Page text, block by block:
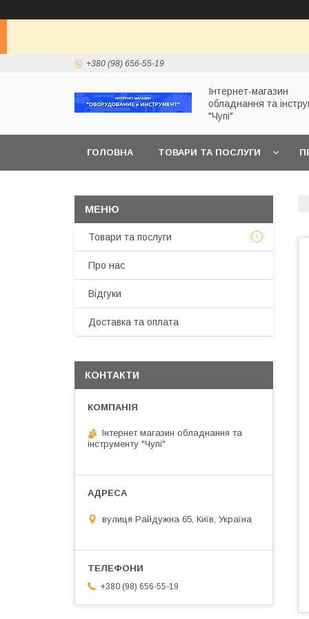
+380 (98) 656-55-19
Інтернет-магазин
обладнання та
"Чупі"
ГОЛОВНА ТОВАРИ ТА ПОСЛУГИ
Товари та послуги
Про нас
Відгуки
Доставка та оплата
КОНТАКТИ
Інтернет магазин обладнання та
інструменту "Чупі"
вулиця Райдужна 65, Київ, Україна
+380 (98) 656-55-19